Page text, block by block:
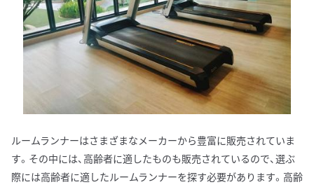
ルームランナーはさまざまなメーカーから豊富に販売されていま
す。その中には、高齢者に適したものも販売されているので、選ぶ
際には高齢者に適したルームランナーを探す必要があります。高齢